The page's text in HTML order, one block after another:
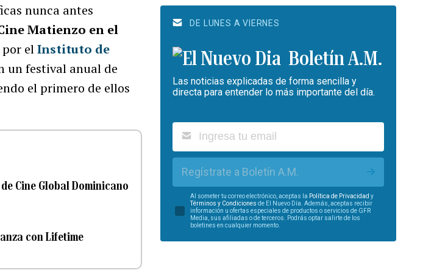
nunca antes
Matienzo en el
por elInstituto de
un festival anual de
el primero de ellos
Cine Global Dominicano
con Lifetime
DE LUNES A VIERNES
Boletín A.M.
Las noticias explicadas de forma sencilla y
directa para entender lo más importante del día.
Regístrate a Boletín A.M.
Al someter tu correo electrónico, aceptas la Política de Privacidad y
Términos y Condiciones de El Nuevo Día. Además, aceptas recibir
información u ofertas especiales de productos o servicios de GFR
Media, sus afiliadas o de terceros. Podrás optar salirte de los
boletines en cualquier momento.